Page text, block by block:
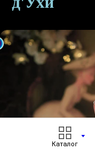
Каталог